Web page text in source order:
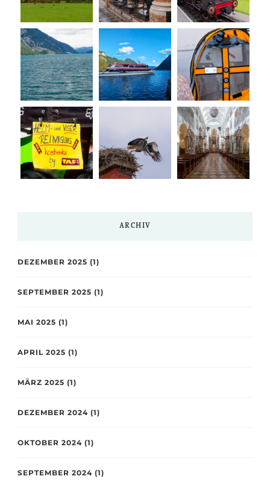
ARCHIV
DEZEMBER 2025 (1)
SEPTEMBER 2025 (1)
MAI 2025 (1)
APRIL 2025 (1)
MÄRZ 2025 (1)
DEZEMBER 2024 (1)
OKTOBER 2024 (1)
SEPTEMBER 2024 (1)